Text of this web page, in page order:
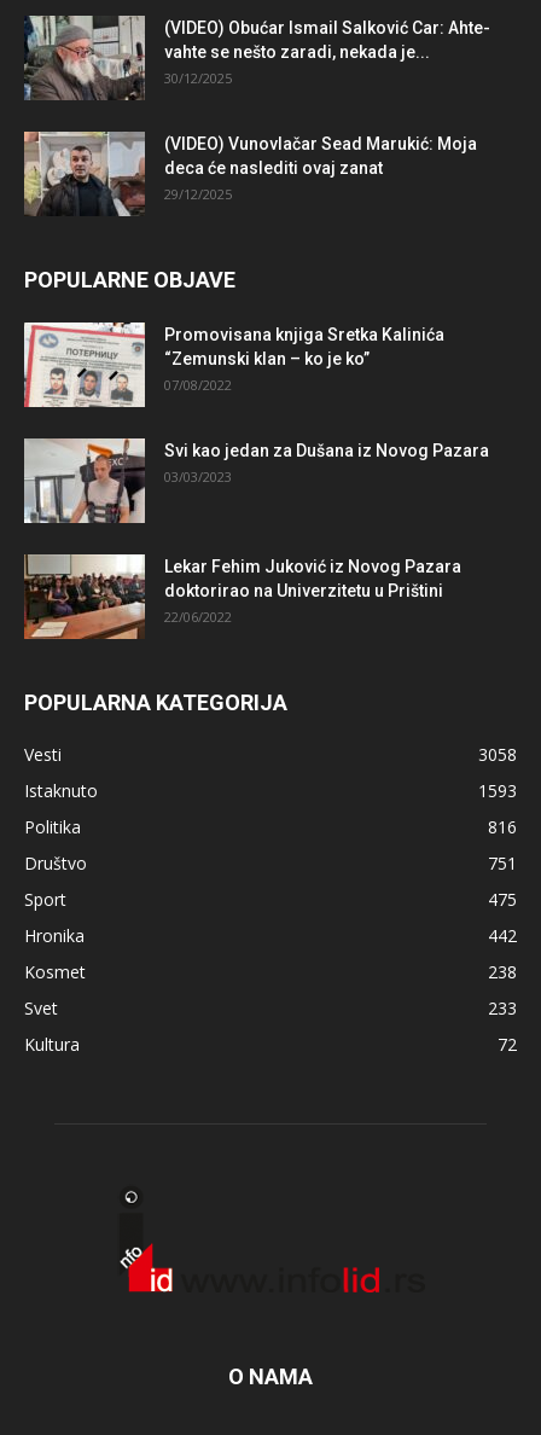
(VIDEO) Obućar Ismail Salković Car: Ahte-
vahte se nešto zaradi, nekada je...
30/12/2025
(VIDEO) Vunovlačar Sead Marukić: Moja
deca će naslediti ovaj zanat
29/12/2025
POPULARNE OBJAVE
Promovisana knjiga Sretka Kalinića
“Zemunski klan – ko je ko”
07/08/2022
Svi kao jedan za Dušana iz Novog Pazara
03/03/2023
Lekar Fehim Juković iz Novog Pazara
doktorirao na Univerzitetu u Prištini
22/06/2022
POPULARNA KATEGORIJA
Vesti
3058
Istaknuto
1593
Politika
816
Društvo
751
Sport
475
Hronika
442
Kosmet
238
Svet
233
Kultura
72
O NAMA